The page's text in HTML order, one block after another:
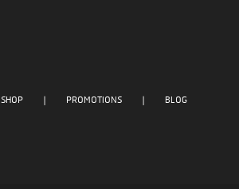
SHOP PROMOTIONS BLOG